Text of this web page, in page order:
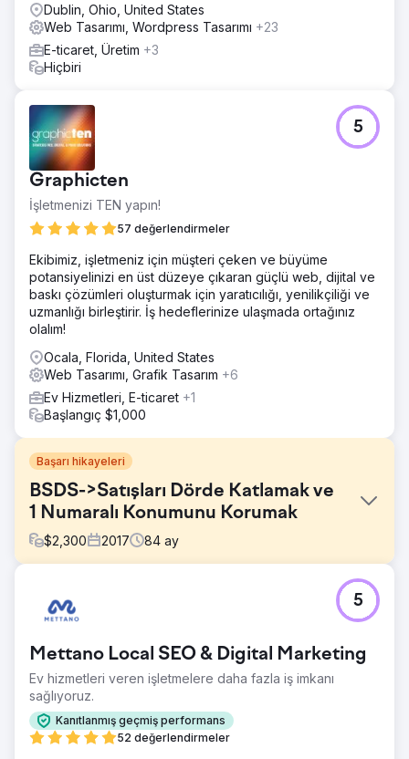
Dublin, Ohio, United States
Web Tasarımı, Wordpress Tasarımı +23
E-ticaret, Üretim +3
Hiçbiri
Graphicten
İşletmenizi TEN yapın!
57 değerlendirmeler
5
Ekibimiz, işletmeniz için müşteri çeken ve büyüme
potansiyelinizi en üst düzeye çıkaran güçlü web, dijital ve
baskı çözümleri oluşturmak için yaratıcılığı, yenilikçiliği ve
uzmanlığı birleştirir. İş hedeflerinize ulaşmada ortağınız
olalım!
Ocala, Florida, United States
Web Tasarımı, Grafik Tasarım +6
Ev Hizmetleri, E-ticaret +1
Başlangıç $1,000
Başarı hikayeleri
BSDS->Satışları Dörde Katlamak ve
1 Numaralı Konumunu Korumak
$2,300 2017 84 ay
Hyannis Ma'nın Body Sense Day Spa'sı, Google'da
sıralamada yer almadığı ve çok az trafiğe sahip olduğu
temel aylık bütçe belirteçlerini karşılamakta da
zorlanıyordu.
Çözüm
Web sitelerini yeniden oluşturduk, onları POS sistemimize
ekledik, SEO/SEM'lerini geliştirdik ve onlara kapsamlı
Mettano Local SEO & Digital Marketing
Ev hizmetleri veren işletmelere daha fazla iş imkanı
sağlıyoruz.
Kanıtlanmış geçmiş performans
52 değerlendirmeler
5